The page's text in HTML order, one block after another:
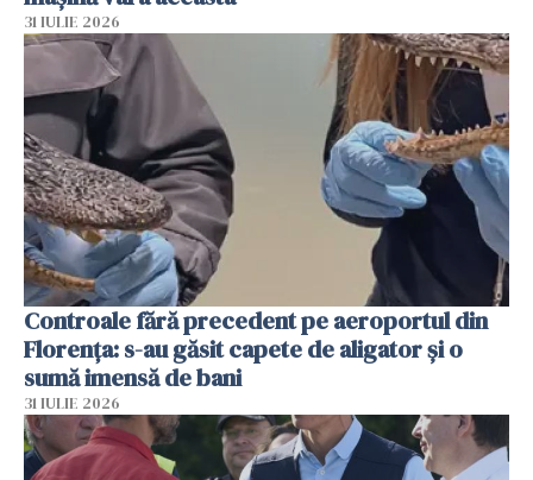
31 IULIE 2026
Controale fără precedent pe aeroportul din
Florența: s-au găsit capete de aligator și o
sumă imensă de bani
31 IULIE 2026